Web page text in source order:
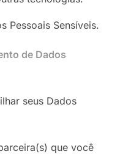
Pessoais Sensíveis.
de Dados
seus Dados
que você